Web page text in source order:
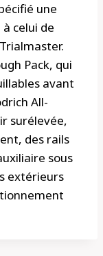
une
celui de
Pack, qui
avant
All-
surélevée,
des rails
sous
extérieurs